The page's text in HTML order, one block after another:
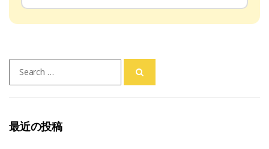
for:
最近の投稿